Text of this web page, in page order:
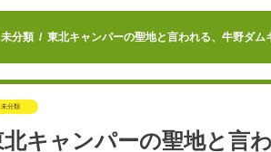
未分類 東北キャンパーの聖地と言われる、牛野ダム
未分類
北キャンパーの聖地と言